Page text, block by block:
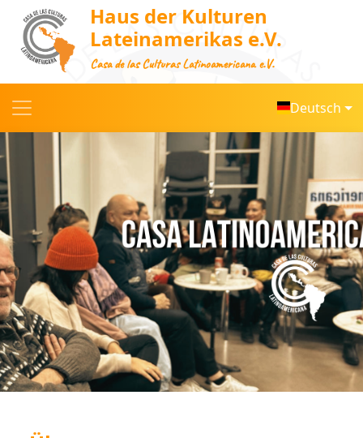
Haus der Kulturen
Lateinamerikas e.V.
Casa de las Culturas Latinoamericana e.V.
Deutsch